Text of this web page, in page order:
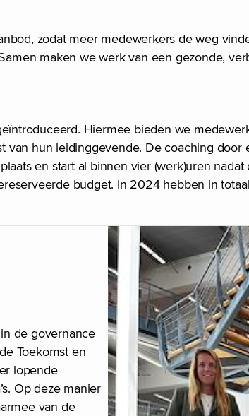
zodat meer medewerkers de weg
maken we werk van een gezonde,
Hiermee bieden we
hun leidinggevende. De coaching door
en start al binnen vier (werk)uren
budget. In 2024 hebben in
de governance
Toekomst en
lopende
Op deze manier
van de